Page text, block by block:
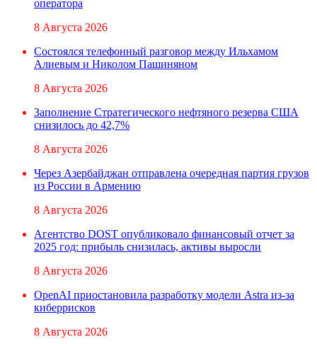
оператора
8 Августа 2026
Состоялся телефонный разговор между Ильхамом
Алиевым и Николом Пашиняном
8 Августа 2026
Заполнение Стратегического нефтяного резерва США
снизилось до 42,7%
8 Августа 2026
Через Азербайджан отправлена очередная партия грузов
из России в Армению
8 Августа 2026
Агентство DOST опубликовало финансовый отчет за
2025 год: прибыль снизилась, активы выросли
8 Августа 2026
OpenAI приостановила разработку модели Astra из-за
киберрисков
8 Августа 2026